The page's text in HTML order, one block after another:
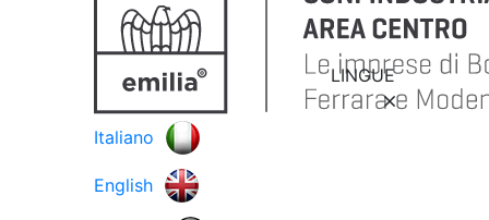
LINGUE
Italiano
English